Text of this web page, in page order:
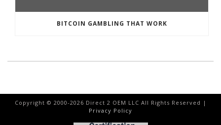
BITCOIN GAMBLING THAT WORK
Copyright © 2000-2026 Direct 2 OEM LLC All Rights Reserved |
Privacy Policy